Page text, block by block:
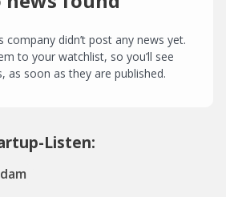
didn’t post any news yet.
to your watchlist, so you’ll see
as soon as they are published.
Listen: